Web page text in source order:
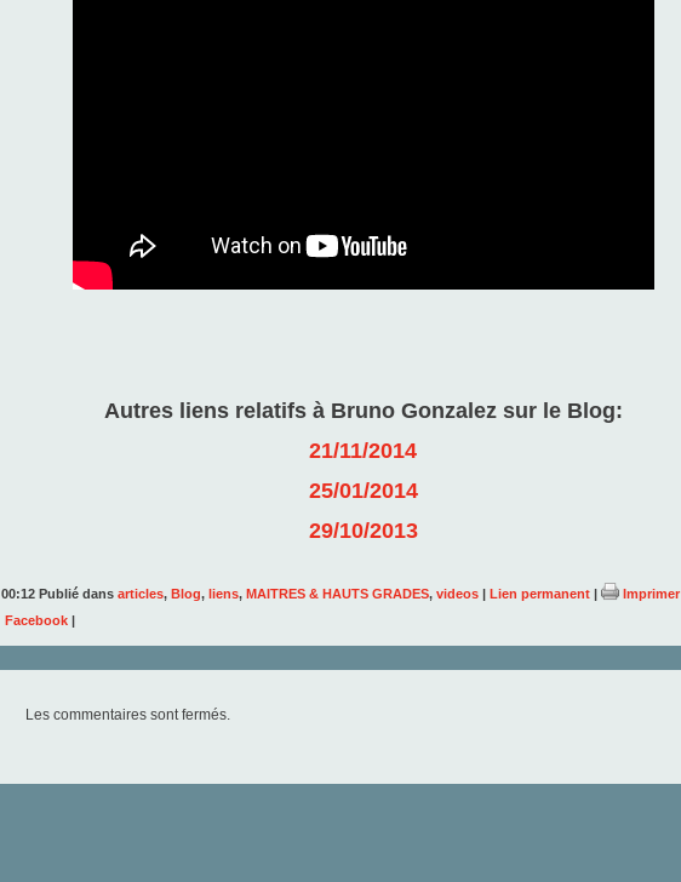
Autres liens relatifs à Bruno Gonzalez sur le Blog:
21/11/2014
25/01/2014
29/10/2013
00:12 Publié dans articles, Blog, liens, MAITRES & HAUTS GRADES, videos | Lien permanent | Imprimer
Facebook |
Les commentaires sont fermés.